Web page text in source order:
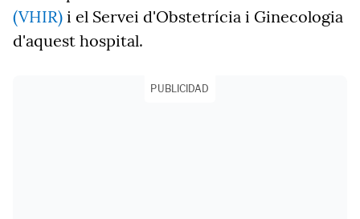
(VHIR) i el Servei d'Obstetrícia i Ginecologia
d'aquest hospital.
PUBLICIDAD